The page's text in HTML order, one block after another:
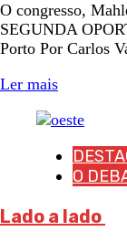
O congresso,
SEGUNDA
Porto Por Carlos
Ler mais
O
Lado a lado